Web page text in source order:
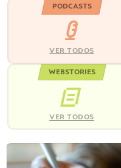
PODCASTS
VER TODOS
WEBSTORIES
VER TODOS